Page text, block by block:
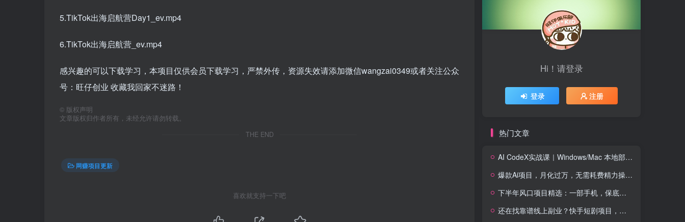
5.TikTok出海启航营Day1_ev.mp4
6.TikTok出海启航营_ev.mp4
感兴趣的可以下载学习，本项目仅供会员下载学习，严禁外传，资源失效请添加微信wangzai0349或者关注公众
号：旺仔创业 收藏我回家不迷路！
© 版权声明
文章版权归作者所有，未经允许请勿转载。
THE END
网赚项目更新
喜欢就支持一下吧
Hi！请登录
登录 注册
热门文章
AI CodeX实战课｜Windows/Mac 本地部署｜API 对接调通｜Skill 自制｜漫剧剪辑｜网站 VR 项目｜AI项目落地全教程
爆款Ai项目，月化过万，无需耗费精力操作，稳健实现每月增收
下半年风口项目精选：一部手机，保底日入500+，做就有收益，长期稳定！【揭秘】
还在找靠谱线上副业？快手短剧项目，全程自动发布内容，不用熬夜做视频，轻松日入500+【揭秘】